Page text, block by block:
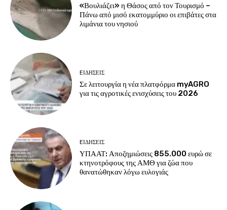
«Βουλιάζει» η Θάσος από τον Τουρισμό –
Πάνω από μισό εκατομμύριο οι επιβάτες στα
λιμάνια του νησιού
EΙΔΗΣΕΙΣ
Σε λειτουργία η νέα πλατφόρμα myAGRO
για τις αγροτικές ενισχύσεις του 2026
EΙΔΗΣΕΙΣ
ΥΠΑΑΤ: Αποζημιώσεις 855.000 ευρώ σε
κτηνοτρόφους της ΑΜΘ για ζώα που
θανατώθηκαν λόγω ευλογιάς